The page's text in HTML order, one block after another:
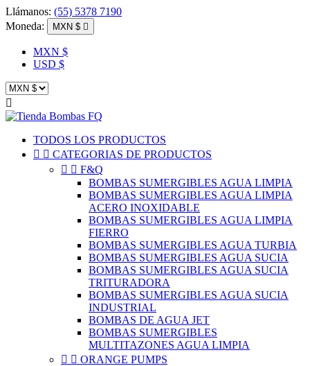
Llámanos: (55) 5378 7190
Moneda:
MXN $ 
MXN $
USD $

TODOS LOS PRODUCTOS
  CATEGORIAS DE PRODUCTOS
  F&Q
BOMBAS SUMERGIBLES AGUA LIMPIA
BOMBAS SUMERGIBLES AGUA LIMPIA
ACERO INOXIDABLE
BOMBAS SUMERGIBLES AGUA LIMPIA
FIERRO
BOMBAS SUMERGIBLES AGUA TURBIA
BOMBAS SUMERGIBLES AGUA SUCIA
BOMBAS SUMERGIBLES AGUA SUCIA
TRITURADORA
BOMBAS SUMERGIBLES AGUA SUCIA
INDUSTRIAL
BOMBAS DE AGUA JET
BOMBAS SUMERGIBLES
MULTITAZONES AGUA LIMPIA
  ORANGE PUMPS